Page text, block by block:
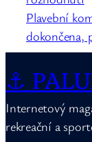
Plavební
dokončena,
⚓
Internetový
rekreační a